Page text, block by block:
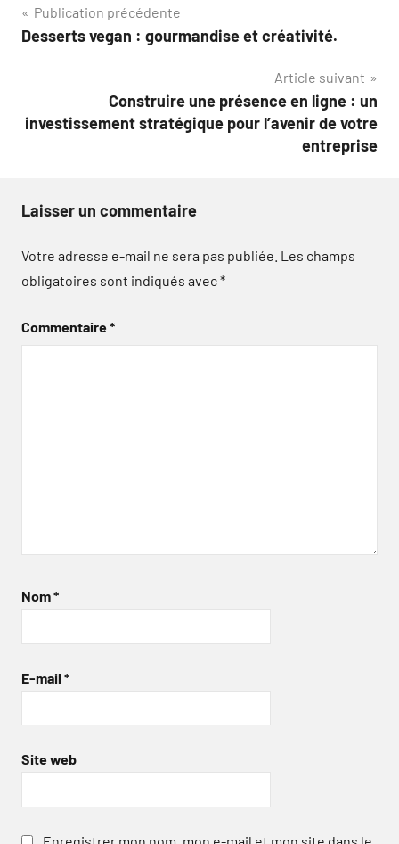
Navigation
de
Publication précédente
Desserts vegan : gourmandise et créativité.
Article suivant
Construire une présence en ligne : un
investissement stratégique pour l’avenir de votre
entreprise
Laisser un commentaire
Votre adresse e-mail ne sera pas publiée. Les champs
obligatoires sont indiqués avec*
Commentaire*
Nom*
E-mail *
Site web